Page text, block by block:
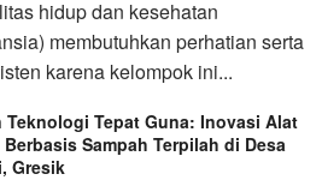
hidup dan kesehatan
membutuhkan perhatian serta
karena kelompok ini...
Teknologi Tepat Guna: Inovasi Alat
Sampah Terpilah di Desa
Gresik